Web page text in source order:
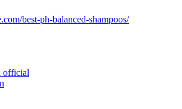
best-ph-balanced-shampoos/
official